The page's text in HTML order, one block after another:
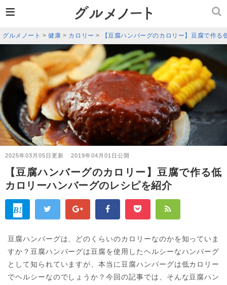
グルメノート >健康 > カロリー > 【豆腐ハンバーグのカロリー】豆腐で作
2025年03月05日更新 2019年04月01日公開
【豆腐ハンバーグのカロリー】豆腐で作る低
カロリーハンバーグのレシピを紹介
豆腐ハンバーグは、どのくらいのカロリーなのかを知っていま
すか？豆腐ハンバーグは豆腐を使用したヘルシーなハンバーグ
として知られていますが、本当に豆腐ハンバーグは低カロリー
でヘルシーなのでしょうか？今回の記事では、そんな豆腐ハン
≡